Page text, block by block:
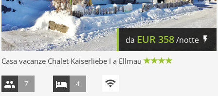
da EUR358/notte
Casa vacanze Chalet Kaiserliebe I a Ellmau
7 4